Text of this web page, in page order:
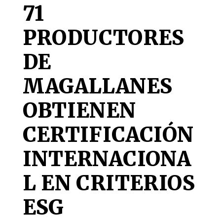
71
PRODUCTORES
DE
MAGALLANES
OBTIENEN
CERTIFICACIÓN
INTERNACIONA
L EN CRITERIOS
ESG